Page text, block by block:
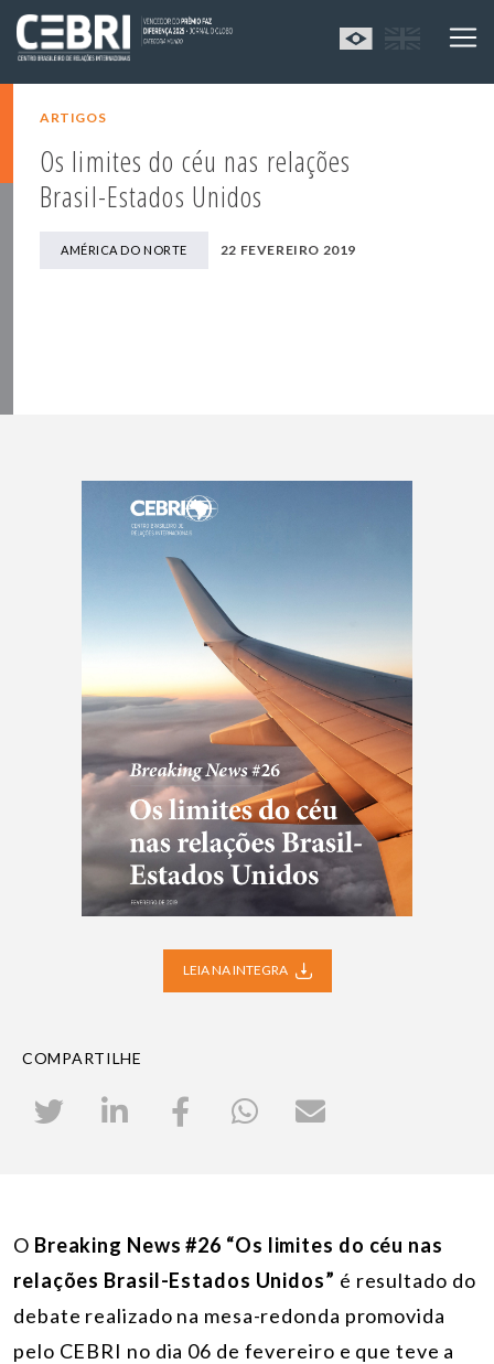
ARTIGOS
Os limites do céu nas relações
Brasil-Estados Unidos
AMÉRICA DO NORTE 22 FEVEREIRO 2019
LEIA NA INTEGRA
COMPARTILHE
O Breaking News #26 “Os limites do céu nas
relações Brasil-Estados Unidos” é resultado do
debate realizado na mesa-redonda promovida
pelo CEBRI no dia 06 de fevereiro e que teve a